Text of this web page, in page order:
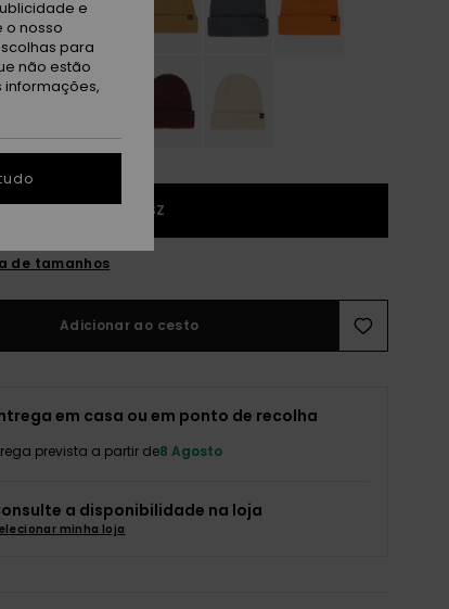
1SZ
de tamanhos
Adicionar ao cesto
em casa ou em ponto de recolha
prevista a partir de8 Agosto
a disponibilidade na loja
minha loja
e
o nosso
para
não estão
informações,